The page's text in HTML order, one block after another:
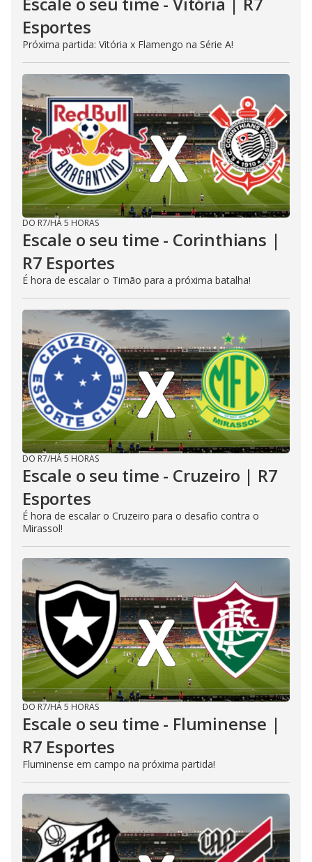
Esportes
Próxima partida: Vitória x Flamengo na Série A!
DO R7/HÁ 5 HORAS
Escale o seu time - Corinthians |
R7 Esportes
É hora de escalar o Timão para a próxima batalha!
DO R7/HÁ 5 HORAS
Escale o seu time - Cruzeiro | R7
Esportes
É hora de escalar o Cruzeiro para o desafio contra o
Mirassol!
DO R7/HÁ 5 HORAS
Escale o seu time - Fluminense |
R7 Esportes
Fluminense em campo na próxima partida!